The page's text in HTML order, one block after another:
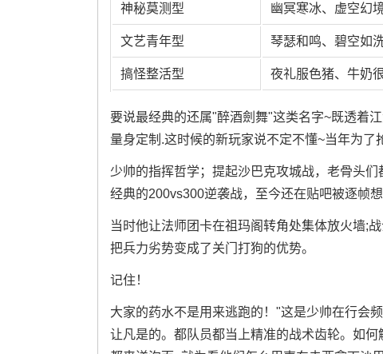
神秘莫测型 幽冥寒冰、虚空幻
文艺青年型 琴瑟和鸣、碧空如
搞怪整活型 夜礼服色猪、牛奶
要说最经典的还属"醉酒劍舞"这类名字~既透着
量身定制.这时候的新玩家说不定不懂~当年为了
少帅的指挥哲学；提起沙巴克攻城战，老骨头
经典的200vs300逆袭战，至今还在贴吧被逐帧想
当时他让法师团卡在祖玛阁转角处集体放火墙;
把兵力劣势变成了关门打狗的优势。
记住！
大家的药水不是用来逃跑的！"这是少帅在行会
让凡是的。都队员都当上精准的战术齿轮。如